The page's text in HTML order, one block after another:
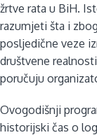
žrtve rata u BiH.
razumjeti šta i
posljedične veze
društvene
poručuju
Ovogodišnji
historijski čas o